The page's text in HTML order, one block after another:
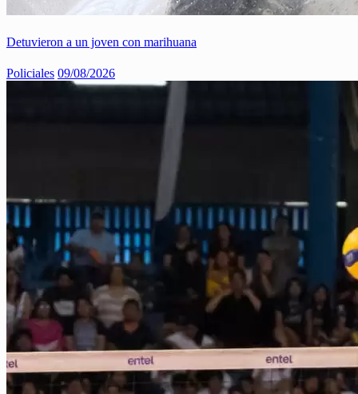
Detuvieron a un joven con marihuana
Policiales 09/08/2026